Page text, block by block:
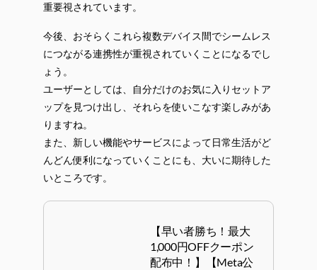
重要視されています。
今後、おそらくこれら複数デバイス間でシームレス
につながる連携性が重視されていくことになるでし
ょう。
ユーザーとしては、自分だけのお気に入りセットア
ップを見つけ出し、それらを使いこなす楽しみがあ
りますね。
また、新しい機能やサービスによって日常生活がど
んどん便利になっていくことにも、大いに期待した
いところです。
【早い者勝ち！最大
1,000円OFFクーポン
配布中！】【Meta公